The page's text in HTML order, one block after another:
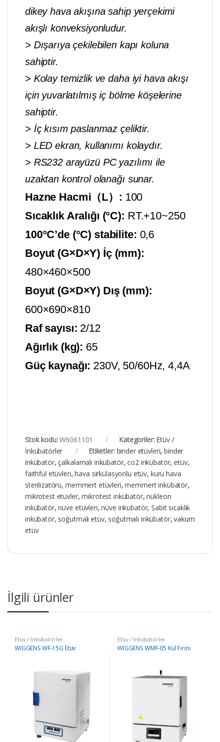
dikey hava akışına sahip yerçekimi
akışlı konveksiyonludur.
> Dışarıya çekilebilen kapı koluna
sahiptir.
> Kolay temizlik ve daha iyi hava akışı
için yuvarlatılmış iç bölme köşelerine
sahiptir.
> İç kısım paslanmaz çeliktir.
> LED ekran, kullanımı kolaydır.
> RS232 arayüzü PC yazılımı ile
uzaktan kontrol olanağı sunar.
Hazne Hacmi（L）: 100
Sıcaklık Aralığı (°C): RT.+10~250
100°C’de (°C) stabilite: 0,6
Boyut (G×D×Y) İç (mm):
480×460×500
Boyut (G×D×Y) Dış (mm):
600×690×810
Raf sayısı: 2/12
Ağırlık (kg): 65
Güç kaynağı: 230V, 50/60Hz, 4,4A
Stok kodu:W6061101 Kategoriler: Etüv /
İnkübatörler
Etiketler: binder etüvleri,binder
inkübatör,çalkalamalı inkübatör,co2 inkübatör,etüv,
faıthful etüvleri,hava sirkülasyonlu etüv, kuru hava
sterilizatörü, memmert etüvleri,memmert inkübatör,
mikrotest etüvler,mikrotest inkübatör,nükleon
inkübatör,nüve etüvleri,nüve inkübatör,Sabit sıcaklık
inkübatör, soğutmalı etüv, soğutmalı inkübatör,vakum
etüv
İlgili ürünler
Etüv / İnkübatörler
WIGGENS WF-15G Etüv
Etüv / İnkübatörler
WIGGENS WMF-05 Kül Fırını